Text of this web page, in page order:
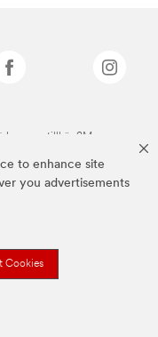
to enhance site
you advertisements
Cookies
som tillhör 3M.